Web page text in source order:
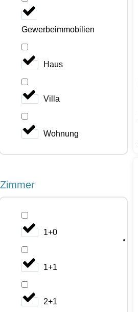
Gewerbeimmobilien
Haus
Villa
Wohnung
Zimmer
1+0
1+1
2+1